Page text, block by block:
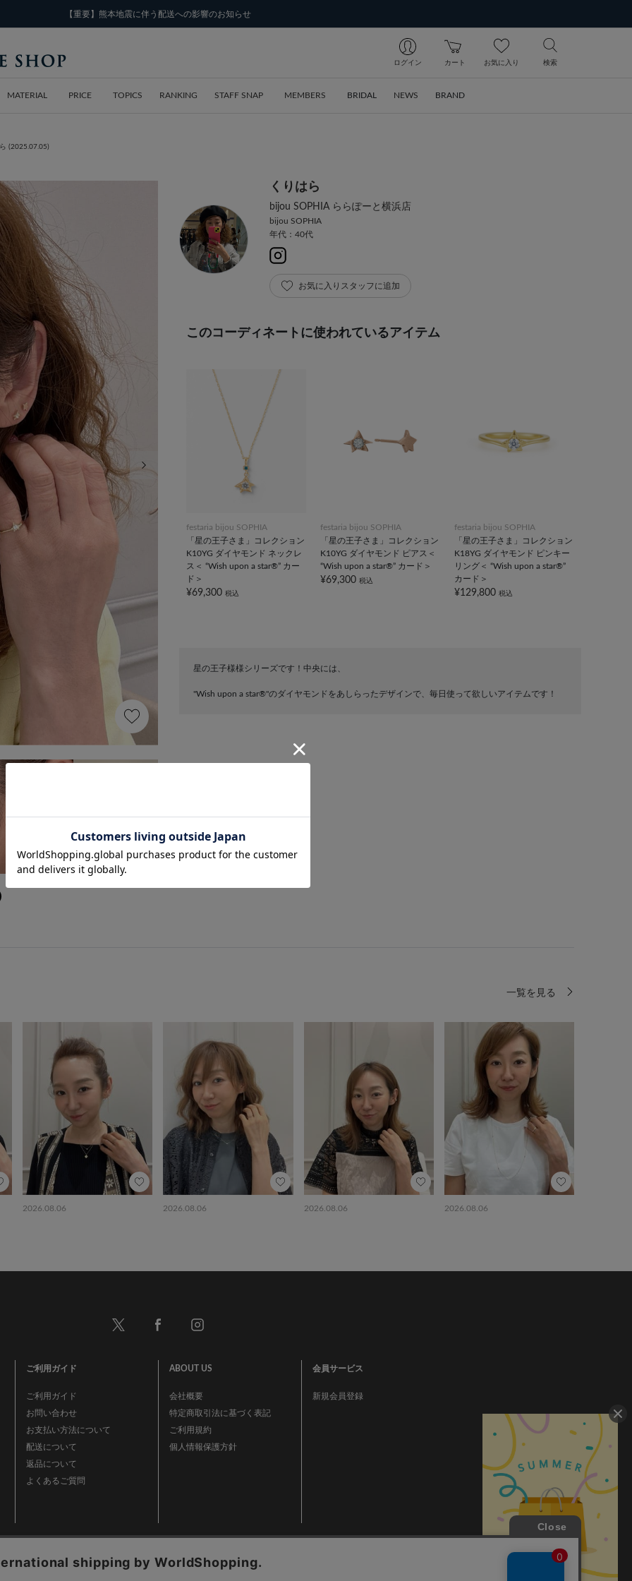
【重要】熊本地震に伴う配送への影響のお知らせ
ログイン カート お気に入り 検索
MATERIAL PRICE TOPICS RANKING STAFF SNAP MEMBERS BRIDAL NEWS BRAND
(2025.07.05)
くりはら
bijou SOPHIA ららぽーと横浜店
bijou SOPHIA
年代：40代
お気に入りスタッフに追加
このコーディネートに使われているアイテム
festaria bijou SOPHIA
「星の王子さま」コレクション
K10YG ダイヤモンド ネックレ
ス＜ “Wish upon a star®” カー
ド＞
¥69,300 税込
festaria bijou SOPHIA
「星の王子さま」コレクション
K10YG ダイヤモンド ピアス＜
“Wish upon a star®” カード＞
¥69,300 税込
festaria bijou SOPHIA
「星の王子さま」コレクション
K18YG ダイヤモンド ピンキー
リング＜ “Wish upon a star®”
カード＞
¥129,800 税込
星の王子様様シリーズです！中央には、
"Wish upon a star®︎"のダイヤモンドをあしらったデザインで、毎日使って欲しいアイテムです！
一覧を見る
2026.08.06 2026.08.06 2026.08.06 2026.08.06
ご利用ガイド
ご利用ガイド
お問い合わせ
お支払い方法について
配送について
返品について
よくあるご質問
ABOUT US
会社概要
特定商取引法に基づく表記
ご利用規約
個人情報保護方針
会員サービス
新規会員登録
事業再構築